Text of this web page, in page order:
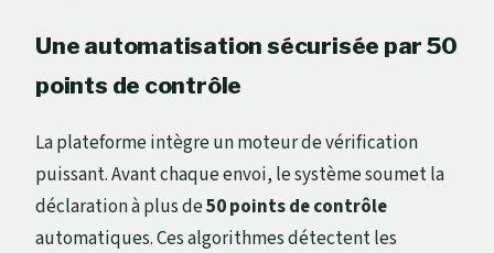
Une automatisation sécurisée par 50
points de contrôle
La plateforme intègre un moteur de vérification
puissant. Avant chaque envoi, le système soumet la
déclaration à plus de50 points de contrôle
automatiques. Ces algorithmes détectent les